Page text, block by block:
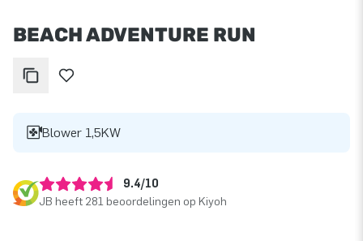
BEACH ADVENTURE RUN
Blower 1,5KW
9.4/10
JB heeft 281 beoordelingen op Kiyoh